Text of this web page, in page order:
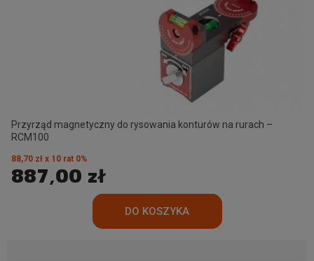
Przyrząd magnetyczny do rysowania konturów na rurach –
RCM100
887,00 zł
88,70 zł x 10 rat 0%